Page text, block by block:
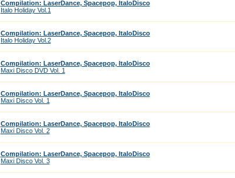
Compilation: LaserDance, Spacepop, ItaloDisco
Italo Holiday Vol.1
Compilation: LaserDance, Spacepop, ItaloDisco
Italo Holiday Vol.2
Compilation: LaserDance, Spacepop, ItaloDisco
Maxi Disco DVD Vol. 1
Compilation: LaserDance, Spacepop, ItaloDisco
Maxi Disco Vol. 1
Compilation: LaserDance, Spacepop, ItaloDisco
Maxi Disco Vol. 2
Compilation: LaserDance, Spacepop, ItaloDisco
Maxi Disco Vol. 3